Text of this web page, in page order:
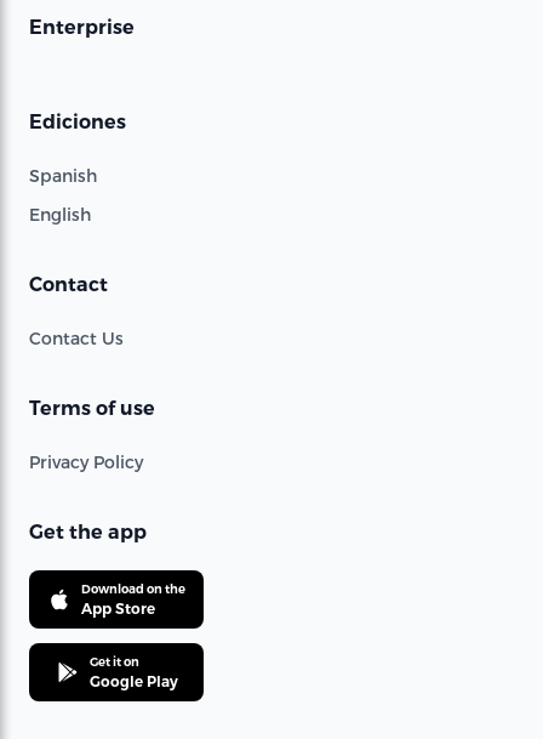
Enterprise
Ediciones
Spanish
English
Contact
Contact Us
Terms of use
Privacy Policy
Get the app
Download on the
App Store
Get it on
Google Play